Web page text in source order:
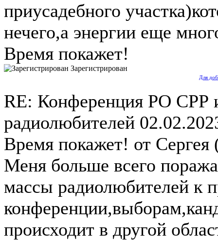
приусадебного
нечего,а энергии еще
Время покажет!
Зарегистрирован
Для
RE: Конференция РО СРР
радиолюбителей
Время покажет! от Сергея
Меня больше всего
массы радиолюбителей к
происходит в другой